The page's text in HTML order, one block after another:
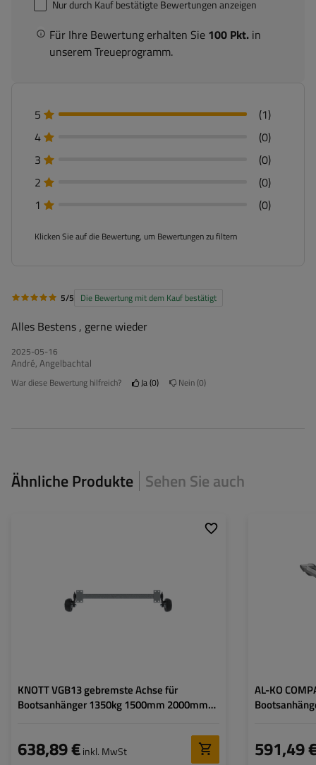
Für Ihre Bewertung erhalten Sie 100 Pkt. in
unserem Treueprogramm.
Nur durch Kauf bestätigte Bewertungen anzeigen
5
(1)
4
(0)
3
(0)
2
(0)
1
(0)
Klicken Sie auf die Bewertung, um Bewertungen zu filtern
5/5 Die Bewertung mit dem Kauf bestätigt
Alles Bestens , gerne wieder
2025-05-16
André, Angelbachtal
War diese Bewertung hilfreich? Ja 0 Nein 0
Ähnliche Produkte Sehen Sie auch
KNOTT VGB13 gebremste Achse für
Bootsanhänger 1350kg 1500mm 2000mm
638,89 €inkl. MwSt
min. 57 mm
AL-KO
591,49